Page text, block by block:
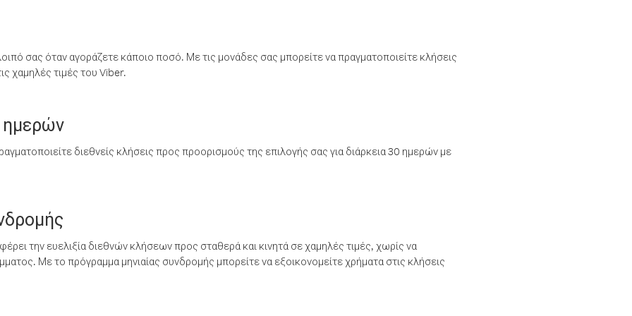
σας όταν αγοράζετε κάποιο ποσό. Με τις μονάδες σας μπορείτε να πραγματοποιείτε κλήσεις
χαμηλές τιμές του Viber.
διεθνείς κλήσεις προς προορισμούς της επιλογής σας για διάρκεια 30 ημερών με
την ευελιξία διεθνών κλήσεων προς σταθερά και κινητά σε χαμηλές τιμές, χωρίς να
Με το πρόγραμμα μηνιαίας συνδρομής μπορείτε να εξοικονομείτε χρήματα στις κλήσεις